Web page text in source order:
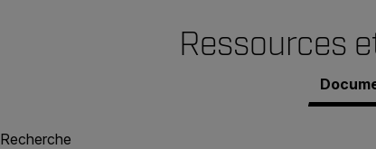
Ressources
Recherche